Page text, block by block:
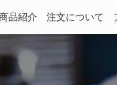
品紹介 注文について